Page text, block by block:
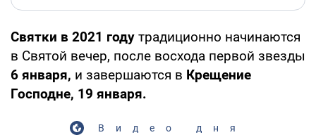
Святки в 2021 году традиционно начинаются
в Святой вечер, после восхода первой звезды
6 января, и завершаются в Крещение
Господне, 19 января.
Видео дня